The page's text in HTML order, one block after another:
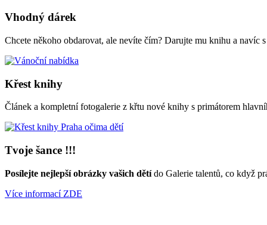
Vhodný dárek
Chcete někoho obdarovat, ale nevíte čím? Darujte mu knihu a navíc
Křest knihy
Článek a kompletní fotogalerie z křtu nové knihy s primátorem
Tvoje šance !!!
Posílejte nejlepší obrázky vašich dětído Galerie talentů, co když
Více informací ZDE